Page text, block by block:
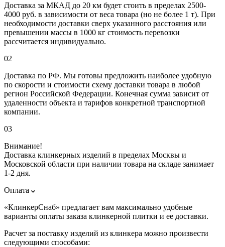
Доставка за МКАД до 20 км будет стоить в пределах 2500-
4000 руб. в зависимости от веса товара (но не более 1 т). При
необходимости доставки сверх указанного расстояния или
превышении массы в 1000 кг стоимость перевозки
рассчитается индивидуально.
02
Доставка по РФ. Мы готовы предложить наиболее удобную
по скорости и стоимости схему доставки товара в любой
регион Российской Федерации. Конечная сумма зависит от
удаленности объекта и тарифов конкретной транспортной
компании.
03
Внимание!
Доставка клинкерных изделий в пределах Москвы и
Московской области при наличии товара на складе занимает
1-2 дня.
Оплата
«КлинкерСнаб» предлагает вам максимально удобные
варианты оплаты заказа клинкерной плитки и ее доставки.
Расчет за поставку изделий из клинкера можно произвести
следующими способами: